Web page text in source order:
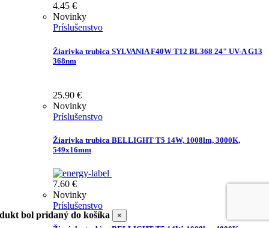
4.45 €
Novinky
Príslušenstvo
Žiarivka trubica SYLVANIA F40W T12 BL368 24" UV-A G13
368nm
25.90 €
Novinky
Príslušenstvo
Žiarivka trubica BELLIGHT T5 14W, 1008lm, 3000K,
549x16mm
7.60 €
Novinky
Príslušenstvo
bol pridaný do košíka ×